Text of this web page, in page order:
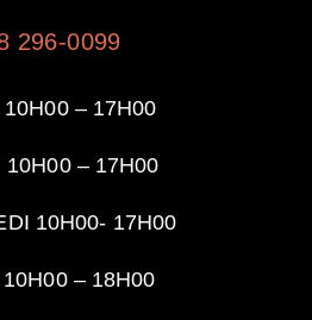
296-0099
10H00 – 17H00
10H00 – 17H00
10H00- 17H00
– 18H00